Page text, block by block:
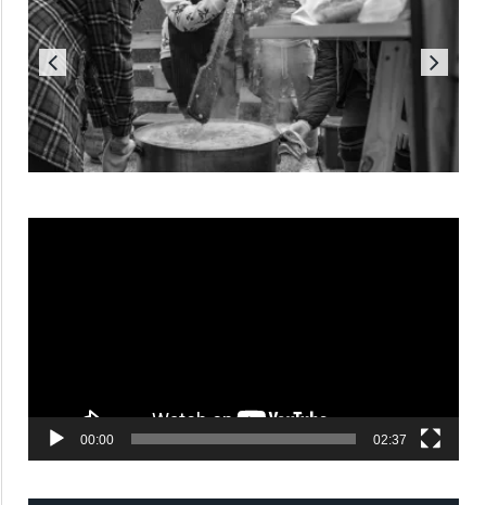
00:00 02:37